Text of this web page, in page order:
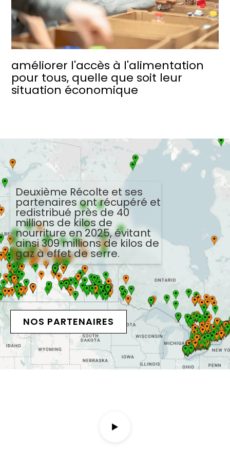
améliorer l'accès à l'alimentation
pour tous, quelle que soit leur
situation économique
Deuxième Récolte et ses
partenaires ont récupéré et
redistribué près de 40
millions de kilos de
nourriture en 2025, évitant
ainsi309millions de kilos de
gaz à effet de serre.
NOS PARTENAIRES